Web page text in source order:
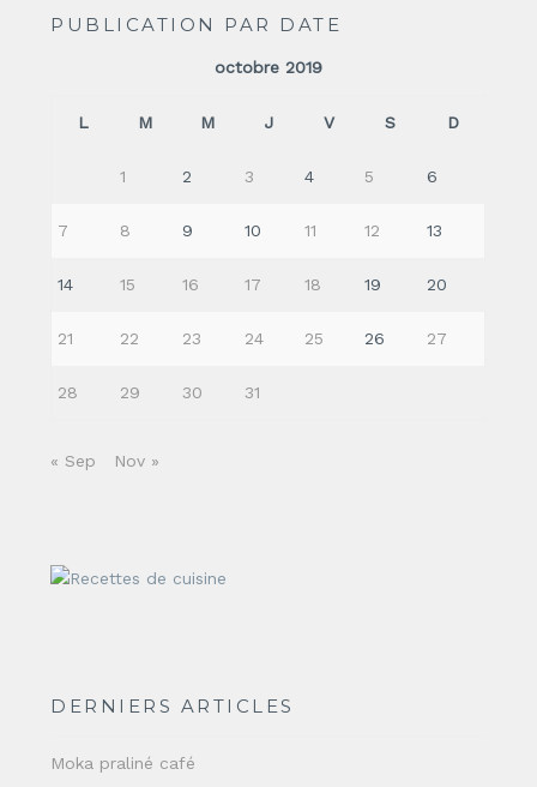
PUBLICATION PAR DATE
octobre 2019
L M M J V S D
1 2 3 4 5 6
7 8 9 10 11 12 13
14 15 16 17 18 19 20
21 22 23 24 25 26 27
28 29 30 31
« Sep Nov »
DERNIERS ARTICLES
Moka praliné café